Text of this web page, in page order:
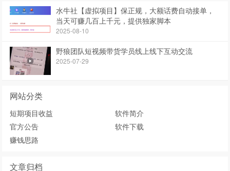
水牛社【虚拟项目】保正规，大额话费自动接单，
当天可赚几百上千元，提供独家脚本
2025-08-10
野狼团队短视频带货学员线上线下互动交流
2025-07-29
网站分类
短期项目收益
软件简介
官方公告
软件下载
赚钱思路
文章归档